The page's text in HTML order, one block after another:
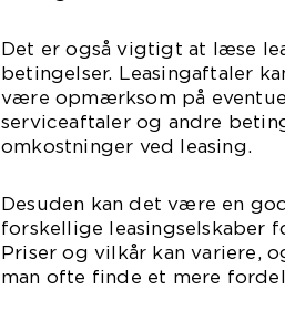
Det er også vigtigt at læse
betingelser. Leasingaftaler
være opmærksom på
serviceaftaler og andre
omkostninger ved leasing.
Desuden kan det være en
forskellige leasingselskaber
Priser og vilkår kan variere,
man ofte finde et mere